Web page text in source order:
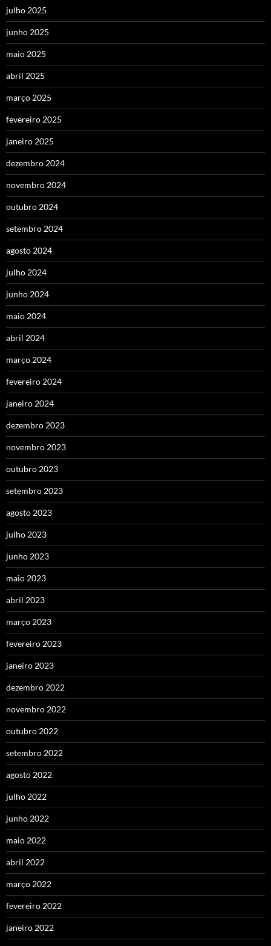
julho 2025
junho 2025
maio 2025
abril 2025
março 2025
fevereiro 2025
janeiro 2025
dezembro 2024
novembro 2024
outubro 2024
setembro 2024
agosto 2024
julho 2024
junho 2024
maio 2024
abril 2024
março 2024
fevereiro 2024
janeiro 2024
dezembro 2023
novembro 2023
outubro 2023
setembro 2023
agosto 2023
julho 2023
junho 2023
maio 2023
abril 2023
março 2023
fevereiro 2023
janeiro 2023
dezembro 2022
novembro 2022
outubro 2022
setembro 2022
agosto 2022
julho 2022
junho 2022
maio 2022
abril 2022
março 2022
fevereiro 2022
janeiro 2022